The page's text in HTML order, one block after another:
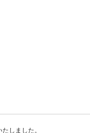
しました。